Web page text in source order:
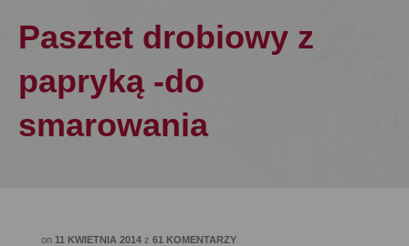
Pasztet drobiowy z
papryką -do
smarowania
on 11 KWIETNIA 2014 z 61 KOMENTARZY